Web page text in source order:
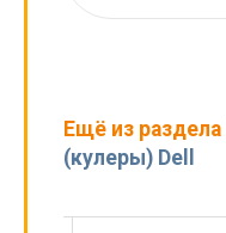
Ещё из раздела
(кулеры) Dell